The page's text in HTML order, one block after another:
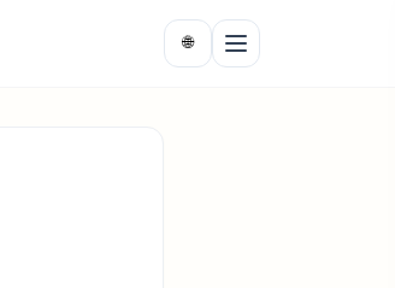
🌐